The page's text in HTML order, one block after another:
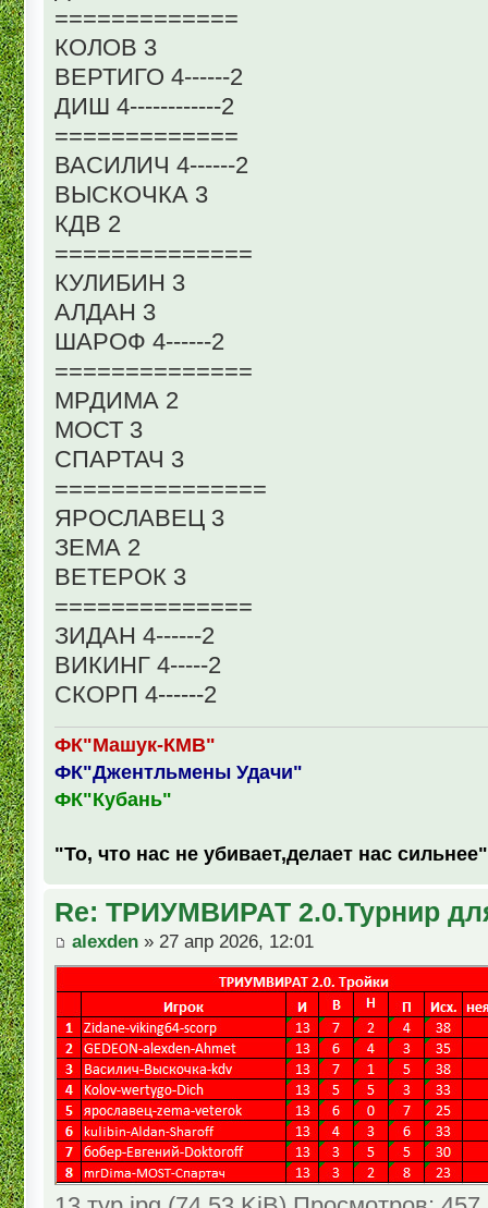
=============
КОЛОВ 3
ВЕРТИГО 4------2
ДИШ 4------------2
=============
ВАСИЛИЧ 4------2
ВЫСКОЧКА 3
КДВ 2
==============
КУЛИБИН 3
АЛДАН 3
ШАРОФ 4------2
==============
МРДИМА 2
МОСТ 3
СПАРТАЧ 3
===============
ЯРОСЛАВЕЦ 3
ЗЕМА 2
ВЕТЕРОК 3
==============
ЗИДАН 4------2
ВИКИНГ 4-----2
СКОРП 4------2
ФК"Машук-КМВ"
ФК"Джентльмены Удачи"
ФК"Кубань"
"То, что нас не убивает,делает нас сильнее"
Re: ТРИУМВИРАТ 2.0.Турнир
alexden » 27 апр 2026, 12:01